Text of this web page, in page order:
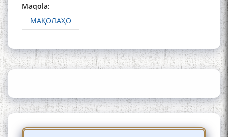
Maqola:
МАҚОЛАҲО
ШАРҲИ МУЛОҚОТ БО АҲЛИ
АКАДЕМИЯИ МИЛЛИИ
ИЛМҲОИ ТОҶИКИСТОН
БО 4 000 000 СОМОНӢ